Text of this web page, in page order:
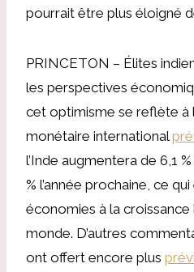
pourrait être plus éloigné
PRINCETON – Élites
les perspectives
cet optimisme se reflète à
monétaire international
l’Inde augmentera de 6,1
% l’année prochaine, ce qui
économies à la croissance
monde. D’autres
ont offert encore plus